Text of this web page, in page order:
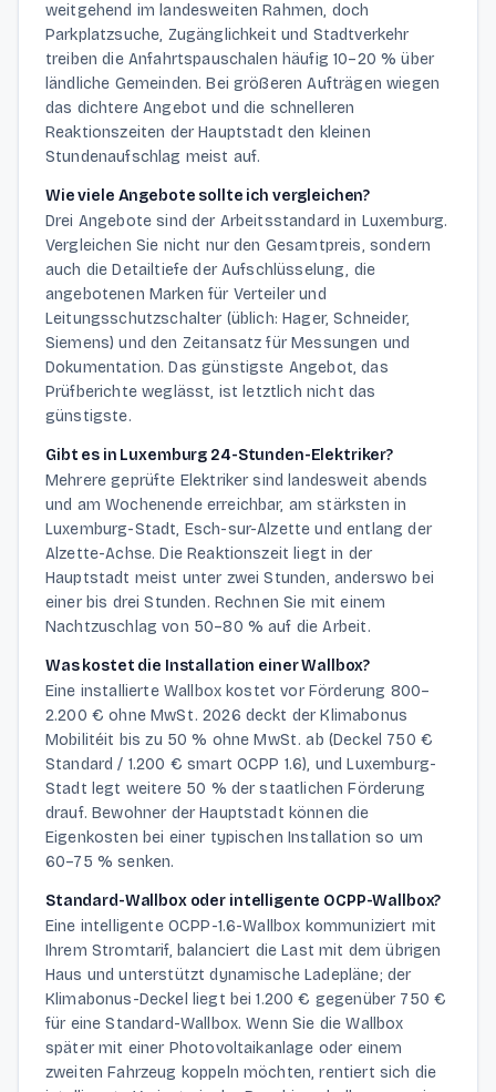
weitgehend im landesweiten Rahmen, doch
Parkplatzsuche, Zugänglichkeit und Stadtverkehr
treiben die Anfahrtspauschalen häufig 10–20 % über
ländliche Gemeinden. Bei größeren Aufträgen wiegen
das dichtere Angebot und die schnelleren
Reaktionszeiten der Hauptstadt den kleinen
Stundenaufschlag meist auf.
Wie viele Angebote sollte ich vergleichen?
Drei Angebote sind der Arbeitsstandard in Luxemburg.
Vergleichen Sie nicht nur den Gesamtpreis, sondern
auch die Detailtiefe der Aufschlüsselung, die
angebotenen Marken für Verteiler und
Leitungsschutzschalter (üblich: Hager, Schneider,
Siemens) und den Zeitansatz für Messungen und
Dokumentation. Das günstigste Angebot, das
Prüfberichte weglässt, ist letztlich nicht das
günstigste.
Gibt es in Luxemburg 24-Stunden-Elektriker?
Mehrere geprüfte Elektriker sind landesweit abends
und am Wochenende erreichbar, am stärksten in
Luxemburg-Stadt, Esch-sur-Alzette und entlang der
Alzette-Achse. Die Reaktionszeit liegt in der
Hauptstadt meist unter zwei Stunden, anderswo bei
einer bis drei Stunden. Rechnen Sie mit einem
Nachtzuschlag von 50–80 % auf die Arbeit.
Was kostet die Installation einer Wallbox?
Eine installierte Wallbox kostet vor Förderung 800–
2.200 € ohne MwSt. 2026 deckt der Klimabonus
Mobilitéit bis zu 50 % ohne MwSt. ab (Deckel 750 €
Standard / 1.200 € smart OCPP 1.6), und Luxemburg-
Stadt legt weitere 50 % der staatlichen Förderung
drauf. Bewohner der Hauptstadt können die
Eigenkosten bei einer typischen Installation so um
60–75 % senken.
Standard-Wallbox oder intelligente OCPP-Wallbox?
Eine intelligente OCPP-1.6-Wallbox kommuniziert mit
Ihrem Stromtarif, balanciert die Last mit dem übrigen
Haus und unterstützt dynamische Ladepläne; der
Klimabonus-Deckel liegt bei 1.200 € gegenüber 750 €
für eine Standard-Wallbox. Wenn Sie die Wallbox
später mit einer Photovoltaikanlage oder einem
zweiten Fahrzeug koppeln möchten, rentiert sich die